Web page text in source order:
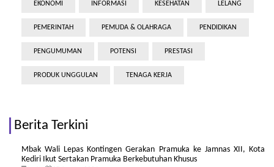
EKONOMI INFORMASI KESEHATAN LELANG
PEMERINTAH PEMUDA & OLAHRAGA PENDIDIKAN
PENGUMUMAN POTENSI PRESTASI
PRODUK UNGGULAN TENAGA KERJA
Berita Terkini
Mbak Wali Lepas Kontingen Gerakan Pramuka ke Jamnas XII, Kota
Kediri Ikut Sertakan Pramuka Berkebutuhan Khusus